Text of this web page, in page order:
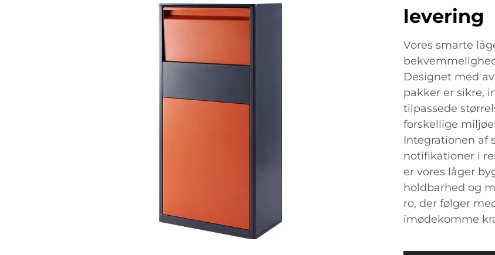
levering
Vores smarte
Designet med
pakker er sikre,
tilpassede
forskellige
Integrationen af
notifikationer i
er vores låger
holdbarhed og
ro, der følger
imødekomme